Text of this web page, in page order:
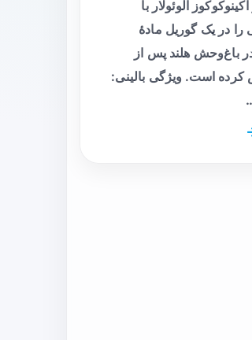
آلوئولار با
در یک گوریل مادهٔ
باغ‌وحش هلند پس از
کرده است. ویژگی بالینی: